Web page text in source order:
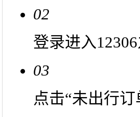
02
登录进入
03
点击“未出行订